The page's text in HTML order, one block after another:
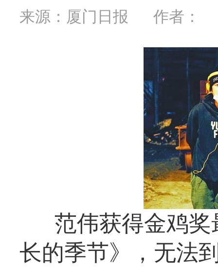
来源：厦门日报 作者：
范伟获得金鸡
长的季节》，无法